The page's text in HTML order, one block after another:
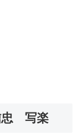
忠 写楽